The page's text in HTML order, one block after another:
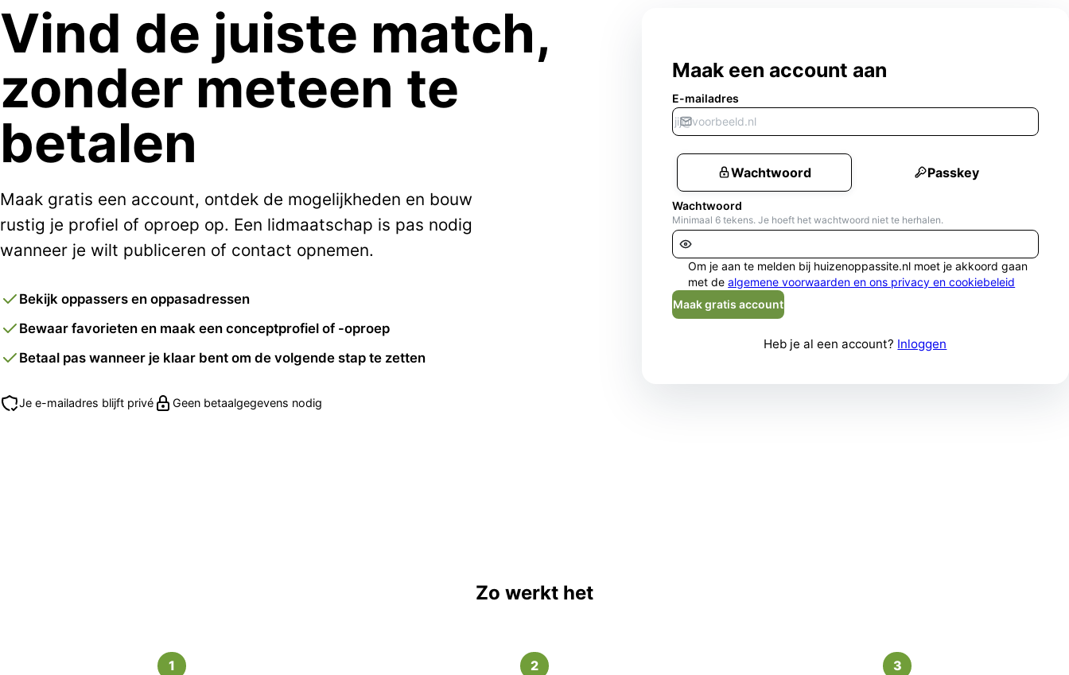
Vind de juiste match,
zonder meteen te
betalen
Maak gratis een account, ontdek de mogelijkheden en bouw
rustig je profiel of oproep op. Een lidmaatschap is pas nodig
wanneer je wilt publiceren of contact opnemen.
Bekijk oppassers en oppasadressen
Bewaar favorieten en maak een conceptprofiel of -oproep
Betaal pas wanneer je klaar bent om de volgende stap te zetten
Je e-mailadres blijft privé Geen betaalgegevens nodig
Maak een account aan
E-mailadres
Wachtwoord Passkey
Wachtwoord
Minimaal 6 tekens. Je hoeft het wachtwoord niet te herhalen.
Om je aan te melden bij huizenoppassite.nl moet je akkoord gaan
met de algemene voorwaarden en ons privacy en cookiebeleid
Maak gratis account
Heb je al een account? Inloggen
Zo werkt het
1 2 3